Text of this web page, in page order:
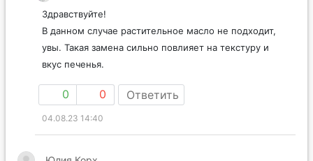
Здравствуйте!
В данном случае растительное масло не подходит,
увы. Такая замена сильно повлияет на текстуру и
вкус печенья.
0 0 Ответить
04.08.23 14:40